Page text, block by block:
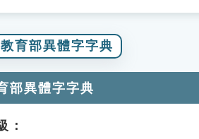
教育部異體字字典
部異體字字典
：